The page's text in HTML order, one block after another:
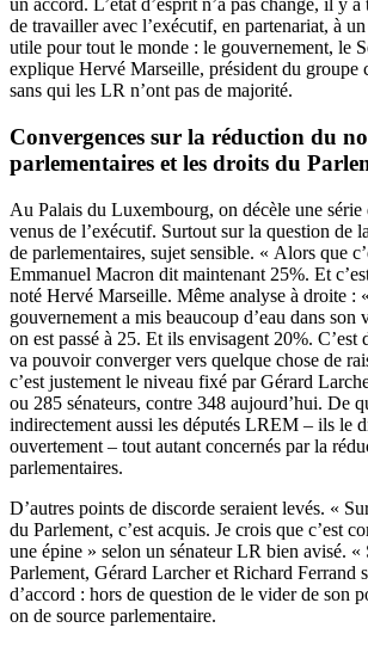
un accord. L’état d’esprit n’a pas changé, il y
de travailler avec l’exécutif, en partenariat, à
utile pour tout le monde : le gouvernement, le
explique Hervé Marseille, président du groupe
sans qui les LR n’ont pas de majorité.
Convergences sur la réduction du
parlementaires et les droits du
Au Palais du Luxembourg, on décèle une
venus de l’exécutif. Surtout sur la question de
de parlementaires, sujet sensible. « Alors que
Emmanuel Macron dit maintenant 25%. Et
noté Hervé Marseille. Même analyse à droite :
gouvernement a mis beaucoup d’eau dans son
on est passé à 25. Et ils envisagent 20%. C’est
va pouvoir converger vers quelque chose de
c’est justement le niveau fixé par Gérard
ou 285 sénateurs, contre 348 aujourd’hui. De
indirectement aussi les députés LREM – ils le
ouvertement – tout autant concernés par la
parlementaires.
D’autres points de discorde seraient levés. «
du Parlement, c’est acquis. Je crois que c’est
une épine » selon un sénateur LR bien avisé. «
Parlement, Gérard Larcher et Richard Ferrand
d’accord : hors de question de le vider de son
on de source parlementaire.